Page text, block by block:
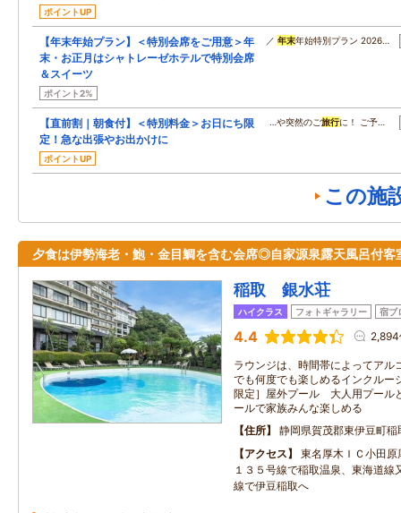
ポイントUP
【年末年始プラン】＜特別会席をご用意＞年
末・お正月はシャトレーゼホテルで特別会席
＆スイーツ
ポイント2%
／ 年末年始特別プラン 2026…
【直前割｜朝食付】＜特別料金＞お日にち限
定！急な出張やお出かけに
ポイントUP
…や突然のご旅行に！ ご予…
この施
夕食は伊勢海老・鮑・金目鯛を含む会席◎自家源泉露天風呂付客
稲取 銀水荘
ハイクラス フォトギャラリー 宿ブ
4.4
ラウンジは、時間帯によってアル
でも何度でも楽しめるインクルー
限定］屋外プール 大人用プール
ールで家族みんな楽しめる
住所
静岡県賀茂郡東伊豆町
アクセス
東名厚木ＩＣ小田
１３５号線で稲取温泉、東海道線
線で伊豆稲取へ